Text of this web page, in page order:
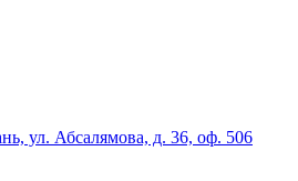
ул. Абсалямова, д. 36, оф. 506